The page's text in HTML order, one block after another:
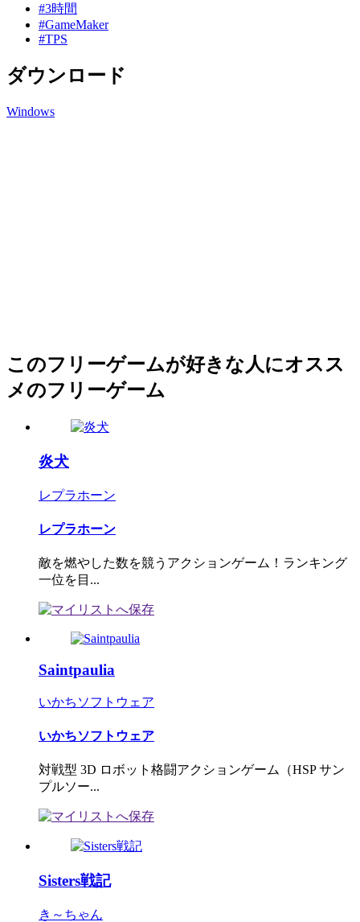
#3時間
#GameMaker
#TPS
ダウンロード
Windows
このフリーゲームが好きな人にオスス
メのフリーゲーム
炎犬
レプラホーン
レプラホーン
敵を燃やした数を競うアクションゲーム！ランキング
一位を目...
Saintpaulia
いかちソフトウェア
いかちソフトウェア
対戦型 3D ロボット格闘アクションゲーム（HSP サン
プルソー...
Sisters戦記
き～ちゃん